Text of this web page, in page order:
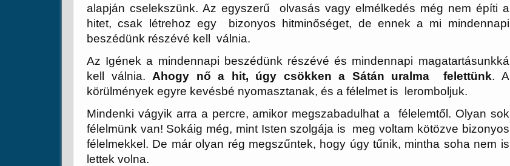
alapján cselekszünk. Az egyszerű olvasás vagy elmélkedés még nem építi a
hitet, csak létrehoz egy bizonyos hitminőséget, de ennek a mi mindennapi
beszédünk részévé kell válnia.
Az Igének a mindennapi beszédünk részévé és mindennapi magatartásunkká
kell válnia. Ahogy nő a hit, úgy csökken a Sátán uralma felettünk. A
körülmények egyre kevésbé nyomasztanak, és a félelmet is leromboljuk.
Mindenki vágyik arra a percre, amikor megszabadulhat a félelemtől. Olyan sok
félelmünk van! Sokáig még, mint Isten szolgája is meg voltam kötözve bizonyos
félelmekkel. De már olyan rég megszűntek, hogy úgy tűnik, mintha soha nem is
lettek volna.